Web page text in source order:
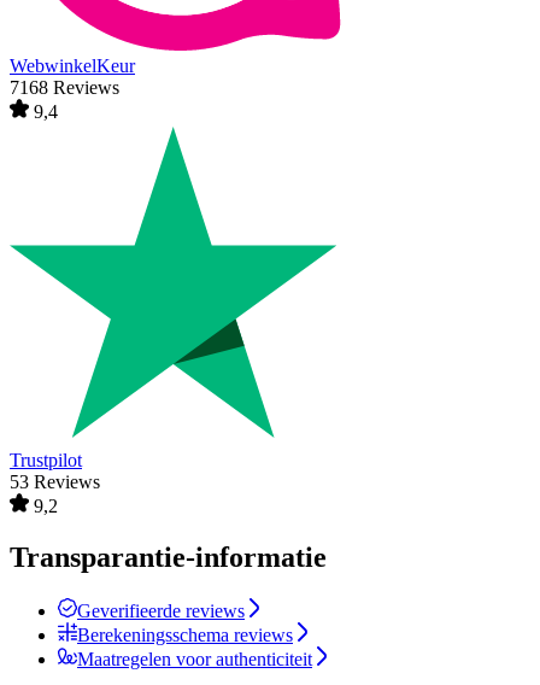
WebwinkelKeur
7168 Reviews
9,4
Trustpilot
53 Reviews
9,2
Transparantie-informatie
Geverifieerde reviews
Berekeningsschema reviews
Maatregelen voor authenticiteit